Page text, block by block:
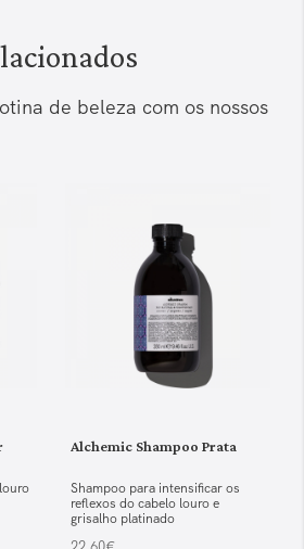
de beleza com os nossos
Alchemic Shampoo Prata
Shampoo para intensificar os
reflexos do cabelo louro e
grisalho platinado